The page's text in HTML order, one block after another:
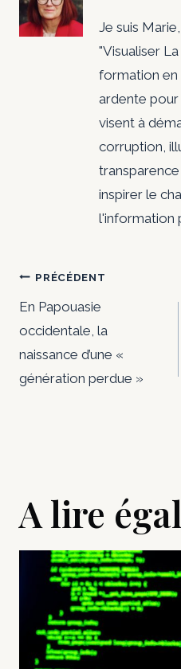
Je suis
"Visualiser
formation en
ardente pour
visent à
corruption,
inspirer le
l'information
Navigation
de
l’article
PRÉCÉDENT
En Papouasie
occidentale, la
naissance d’une «
génération perdue »
A lire